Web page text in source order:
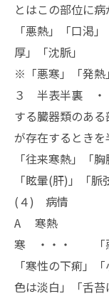
とはこの部位に病
「悪熱」「口渇
厚」「沈脈」
※「悪寒」「発熱
３ 半表半裏 ・
する臓器類のあ
が存在するときを
「往来寒熱」「
「眩暈(肝)」「脈
(４) 病情
A 寒熱
寒 ・・・ 「悪
「寒性の
色は淡白」「舌苔